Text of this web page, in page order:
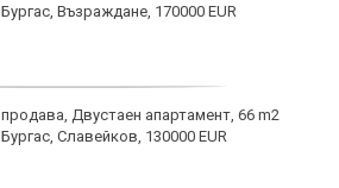
Бургас, Възраждане, 170000 EUR
продава, Двустаен апартамент, 66 m2
Бургас, Славейков, 130000 EUR